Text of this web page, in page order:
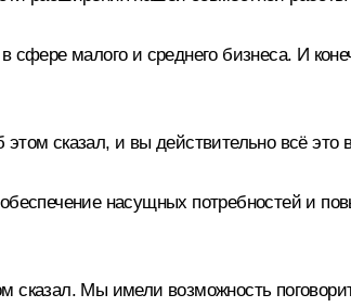
малого и среднего бизнеса. И
сказал, и вы действительно всё это
насущных потребностей и
Мы имели возможность